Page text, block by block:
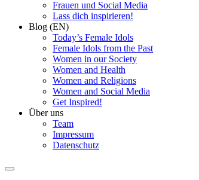
Frauen und Social Media
Lass dich inspirieren!
Blog (EN)
Today’s Female Idols
Female Idols from the Past
Women in our Society
Women and Health
Women and Religions
Women and Social Media
Get Inspired!
Über uns
Team
Impressum
Datenschutz